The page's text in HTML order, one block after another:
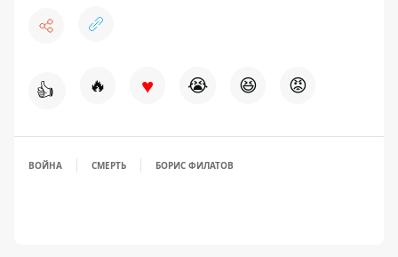
👍 🔥 ♥ 😭 😆 😡
ВОЙНА СМЕРТЬ БОРИС ФИЛАТОВ